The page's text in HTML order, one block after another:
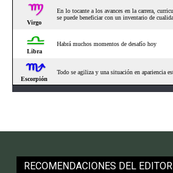
RECOMENDACIONES DEL EDITOR